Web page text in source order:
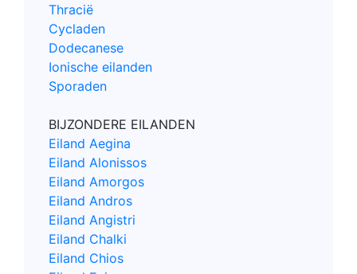
Thracië
Cycladen
Dodecanese
Ionische eilanden
Sporaden
BIJZONDERE EILANDEN
Eiland Aegina
Eiland Alonissos
Eiland Amorgos
Eiland Andros
Eiland Angistri
Eiland Chalki
Eiland Chios